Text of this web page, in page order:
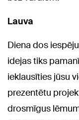
Lauva
Diena dos
idejas tiks
ieklausīties jūsu
prezentētu
drosmīgus